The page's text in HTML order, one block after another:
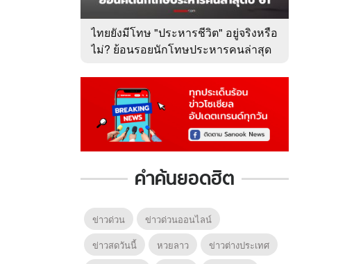
ไทยยังมีโทษ "ประหารชีวิต" อยู่จริงหรือ
ไม่? ย้อนรอยนักโทษประหารคนล่าสุด
คำค้นยอดฮิต
ข่าวด่วน
ข่าวด่วนออนไลน์
ข่าวสดวันนี้
หวยลาว
ข่าวต่างประเทศ